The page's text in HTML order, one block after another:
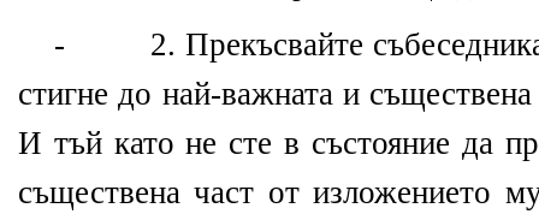
- 2. Прекъсвайте събеседника
стигне до най-важната и
И тъй като не сте в състояние да
съществена част от изложението